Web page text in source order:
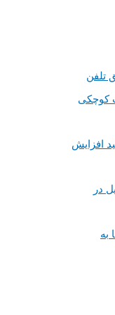
تلفن
کوچکی
افزایش
در
به